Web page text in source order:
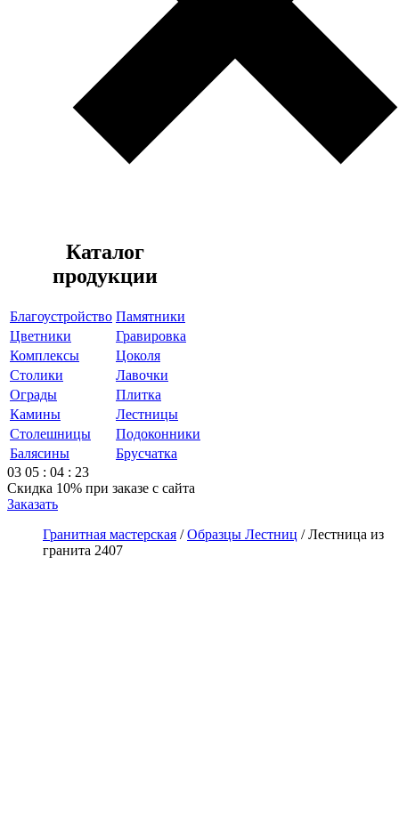
Каталог
продукции
Благоустройство Памятники
Цветники
Гравировка
Комплексы
Цоколя
Столики
Лавочки
Ограды
Плитка
Камины
Лестницы
Столешницы
Подоконники
Балясины
Брусчатка
03 05 : 04 : 23
Скидка 10% при заказе с сайта
Заказать
Гранитная мастерская /Образцы Лестниц /Лестница из
гранита 2407